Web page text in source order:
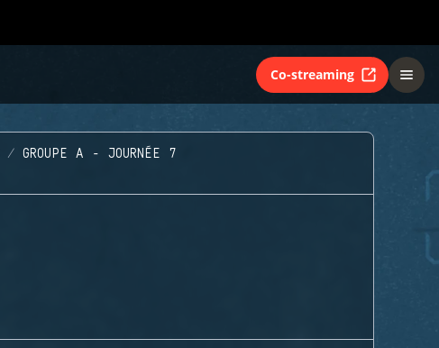
Co-streaming
GROUPE A - JOURNÉE 7